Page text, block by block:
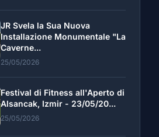
JR Svela la Sua Nuova
Installazione Monumentale "La
Caverne...
25/05/2026
Festival di Fitness all'Aperto di
Alsancak, Izmir - 23/05/20...
25/05/2026